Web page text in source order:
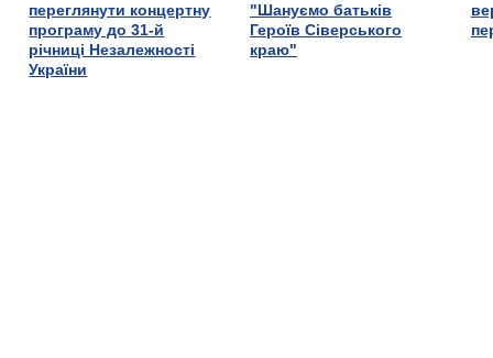
переглянути концертну
програму до 31-й
річниці Незалежності
України
"Шануємо батьків
Героїв Сіверського
краю"